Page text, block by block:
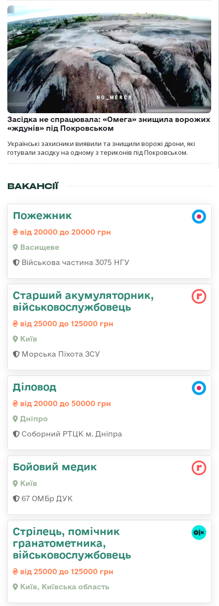
Засідка не спрацювала: «Омега» знищила ворожих
«ждунів» під Покровськом
Українські захисники виявили та знищили ворожі дрони, які
готували засідку на одному з териконів під Покровськом.
ВАКАНСІЇ
Пожежник
від 20000 до 20000 грн
Васищеве
Військова частина 3075 НГУ
Старший акумуляторник,
військовослужбовець
від 25000 до 125000 грн
Київ
Морська Піхота ЗСУ
Діловод
від 20000 до 50000 грн
Дніпро
Соборний РТЦК м. Дніпра
Бойовий медик
Київ
67 ОМБр ДУК
Стpілець, помічник
гpанатометника,
військовослужбовець
від 25000 до 125000 грн
Київ, Київська область